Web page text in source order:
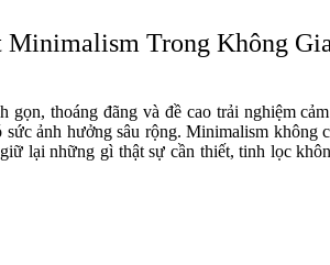
Trong Không
thoáng đãng và đề cao trải nghiệm
ảnh hưởng sâu rộng. Minimalism không
lại những gì thật sự cần thiết, tinh lọc